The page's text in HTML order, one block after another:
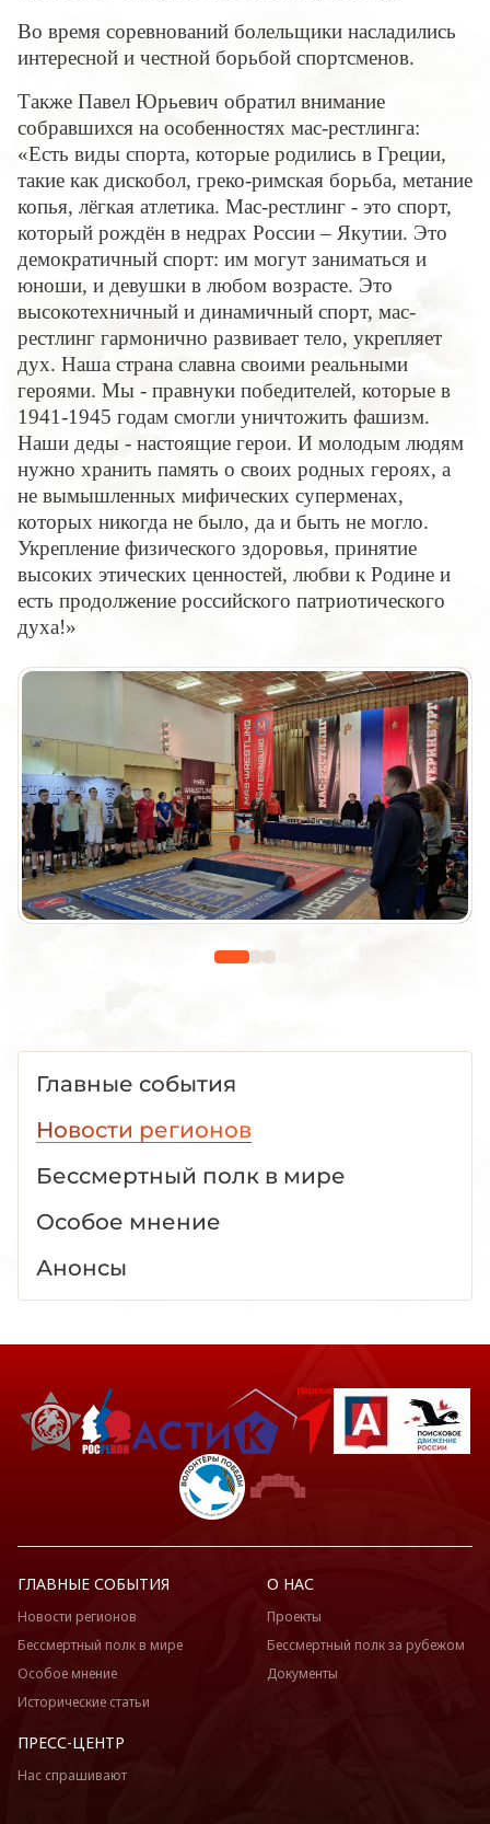
Во время соревнований болельщики насладились
интересной и честной борьбой спортсменов.
Также Павел Юрьевич обратил внимание
собравшихся на особенностях мас-рестлинга:
«Есть виды спорта, которые родились в Греции,
такие как дискобол, греко-римская борьба, метание
копья, лёгкая атлетика. Мас-рестлинг - это спорт,
который рождён в недрах России – Якутии. Это
демократичный спорт: им могут заниматься и
юноши, и девушки в любом возрасте. Это
высокотехничный и динамичный спорт, мас-
рестлинг гармонично развивает тело, укрепляет
дух. Наша страна славна своими реальными
героями. Мы - правнуки победителей, которые в
1941-1945 годам смогли уничтожить фашизм.
Наши деды - настоящие герои. И молодым людям
нужно хранить память о своих родных героях, а
не вымышленных мифических суперменах,
которых никогда не было, да и быть не могло.
Укрепление физического здоровья, принятие
высоких этических ценностей, любви к Родине и
есть продолжение российского патриотического
духа!»
Главные события
Новости регионов
Бессмертный полк в мире
Особое мнение
Анонсы
ГЛАВНЫЕ СОБЫТИЯ
Новости регионов
Бессмертный полк в мире
Особое мнение
Исторические статьи
О НАС
Проекты
Бессмертный полк за рубежом
Документы
ПРЕСС-ЦЕНТР
Нас спрашивают